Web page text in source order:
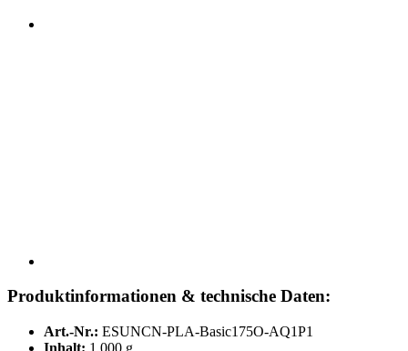
Produktinformationen & technische Daten:
Art.-Nr.: ESUNCN-PLA-Basic175O-AQ1P1
Inhalt: 1.000 g